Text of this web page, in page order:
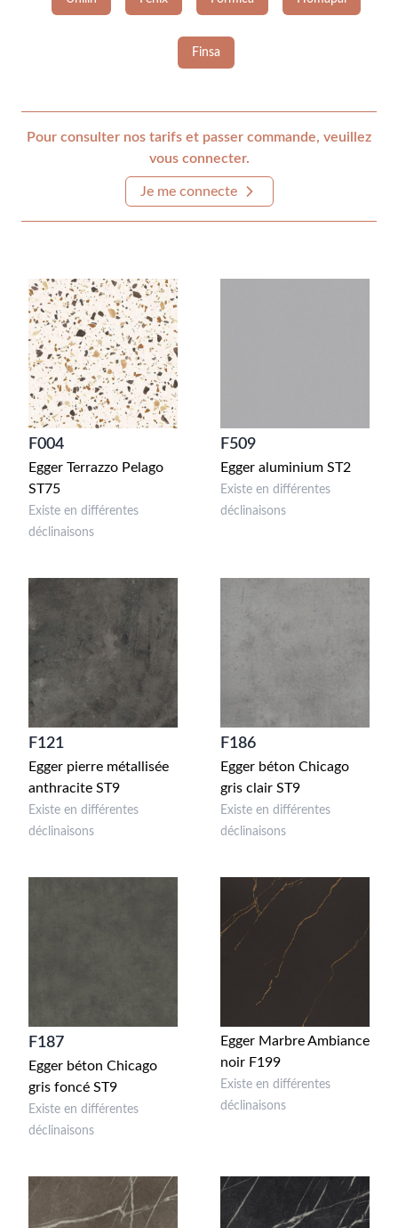
Finsa
Pour consulter nos tarifs et passer commande, veuillez
vous connecter.
Je me connecte
F004
Egger Terrazzo Pelago
ST75
Existe en différentes
déclinaisons
F509
Egger aluminium ST2
Existe en différentes
déclinaisons
F121
Egger pierre métallisée
anthracite ST9
Existe en différentes
déclinaisons
F186
Egger béton Chicago
gris clair ST9
Existe en différentes
déclinaisons
F187
Egger béton Chicago
gris foncé ST9
Existe en différentes
déclinaisons
Egger Marbre Ambiance
noir F199
Existe en différentes
déclinaisons